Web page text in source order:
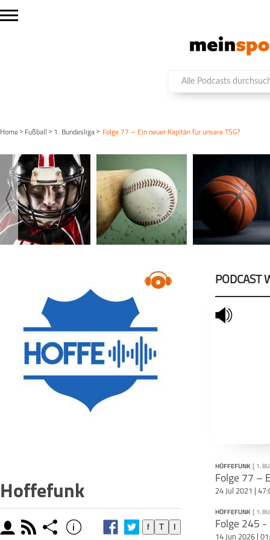
Home > Fußball > 1. Bundesliga > Folge 77 – Ein neuer Kapitän für unsere TSG?
Hoffefunk
moderator
rss share info f T
PODCAST
mute
HOFFEFUNK 1.
24 Jul 2021 |
HOFFEFUNK 1.
14 Jun 2026 |